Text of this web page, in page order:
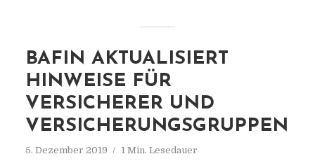
BAFIN AKTUALISIERT
HINWEISE FÜR
VERSICHERER UND
VERSICHERUNGSGRUPPEN
5. Dezember 2019 1 Min. Lesedauer